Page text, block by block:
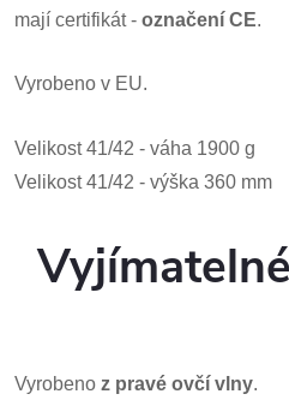
mají certifikát - označení CE.
Vyrobeno v EU.
Velikost 41/42 - váha 1900 g
Velikost 41/42 - výška 360 mm
Vyrobeno z pravé ovčí vlny.